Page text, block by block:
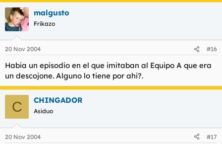
malgusto
Frikazo
20 Nov 2004 #16
Habia un episodio en el que imitaban al Equipo A que era
un descojone. Alguno lo tiene por ahi?.
C CHINGADOR
Asiduo
20 Nov 2004 #17